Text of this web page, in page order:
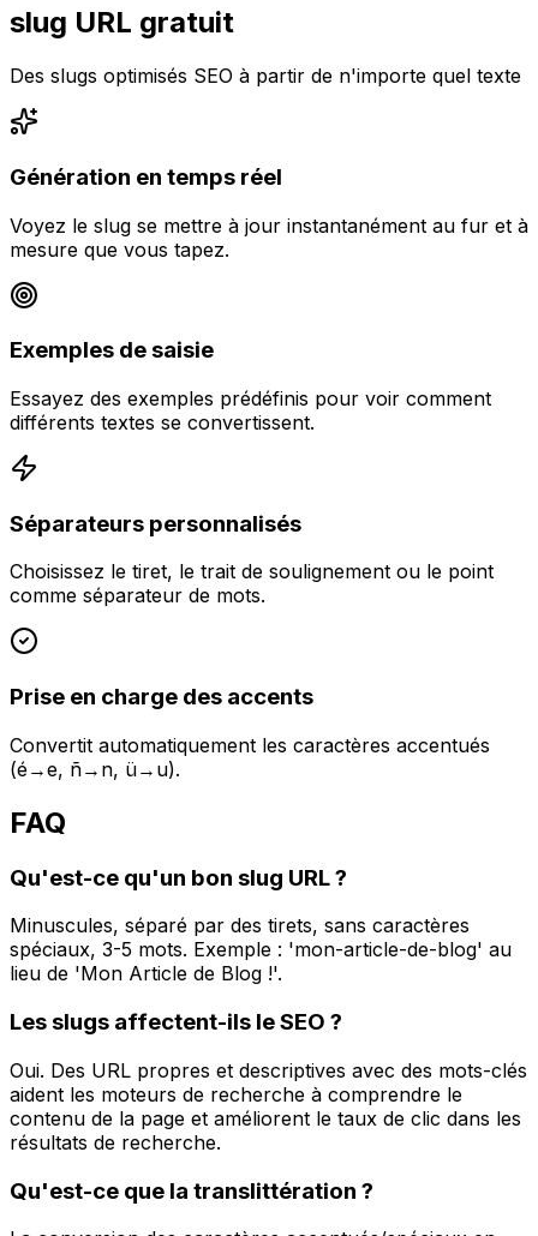
slug URL gratuit
Des slugs optimisés SEO à partir de n'importe quel texte
Génération en temps réel
Voyez le slug se mettre à jour instantanément au fur et à
mesure que vous tapez.
Exemples de saisie
Essayez des exemples prédéfinis pour voir comment
différents textes se convertissent.
Séparateurs personnalisés
Choisissez le tiret, le trait de soulignement ou le point
comme séparateur de mots.
Prise en charge des accents
Convertit automatiquement les caractères accentués
(é→e, ñ→n, ü→u).
FAQ
Qu'est-ce qu'un bon slug URL ?
Minuscules, séparé par des tirets, sans caractères
spéciaux, 3-5 mots. Exemple : 'mon-article-de-blog' au
lieu de 'Mon Article de Blog !'.
Les slugs affectent-ils le SEO ?
Oui. Des URL propres et descriptives avec des mots-clés
aident les moteurs de recherche à comprendre le
contenu de la page et améliorent le taux de clic dans les
résultats de recherche.
Qu'est-ce que la translittération ?